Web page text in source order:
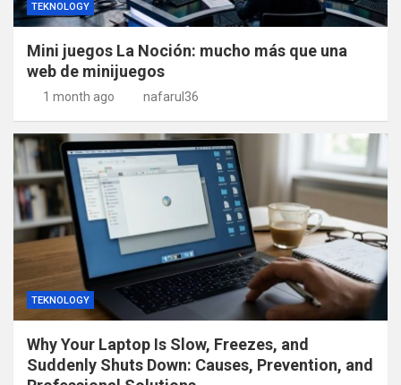
TEKNOLOGY
Mini juegos La Noción: mucho más que una
web de minijuegos
1 month ago nafarul36
TEKNOLOGY
Why Your Laptop Is Slow, Freezes, and
Suddenly Shuts Down: Causes, Prevention, and